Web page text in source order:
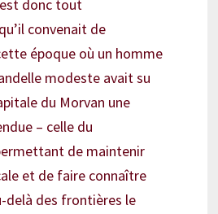
donc tout
convenait de
époque où un homme
modeste avait su
du Morvan une
– celle du
de maintenir
et de faire connaître
delà des frontières le